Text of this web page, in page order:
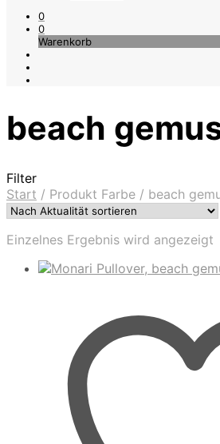
0
0
Warenkorb
beach
Filter
Start / Produkt Farbe / beach
Einzelnes Ergebnis wird angezeigt